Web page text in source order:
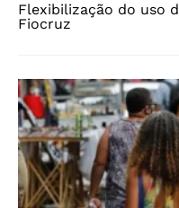
Flexibilização do uso
Fiocruz